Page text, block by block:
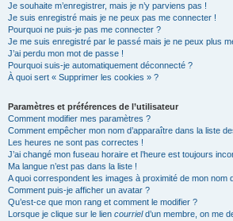
Je souhaite m’enregistrer, mais je n’y parviens pas !
Je suis enregistré mais je ne peux pas me connecter !
Pourquoi ne puis-je pas me connecter ?
Je me suis enregistré par le passé mais je ne peux plus
J’ai perdu mon mot de passe !
Pourquoi suis-je automatiquement déconnecté ?
À quoi sert « Supprimer les cookies » ?
Paramètres et préférences de l’utilisateur
Comment modifier mes paramètres ?
Comment empêcher mon nom d’apparaître dans la liste
Les heures ne sont pas correctes !
J’ai changé mon fuseau horaire et l’heure est toujours
Ma langue n’est pas dans la liste !
A quoi correspondent les images à proximité de mon nom
Comment puis-je afficher un avatar ?
Qu’est-ce que mon rang et comment le modifier ?
Lorsque je clique sur le lien courrield’un membre, on me